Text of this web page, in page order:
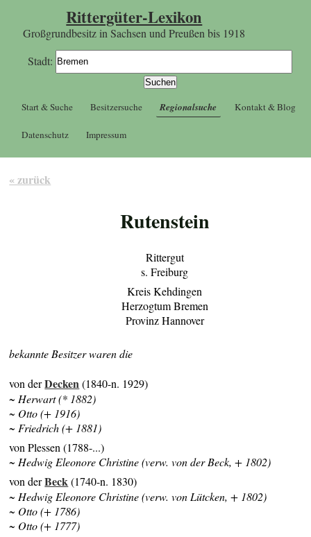
Rittergüter-Lexikon
Großgrundbesitz in Sachsen und Preußen bis 1918
Stadt:
Start & Suche Besitzersuche Regionalsuche Kontakt & Blog
Datenschutz Impressum
« zurück
Rutenstein
Rittergut
s. Freiburg
Kreis Kehdingen
Herzogtum Bremen
Provinz Hannover
bekannte Besitzer waren die
von derDecken(1840-n. 1929)
~ Herwart (* 1882)
~ Otto (+ 1916)
~ Friedrich (+ 1881)
von Plessen (1788-...)
~ Hedwig Eleonore Christine (verw. von der Beck, + 1802)
von derBeck(1740-n. 1830)
~ Hedwig Eleonore Christine (verw. von Lütcken, + 1802)
~ Otto (+ 1786)
~ Otto (+ 1777)